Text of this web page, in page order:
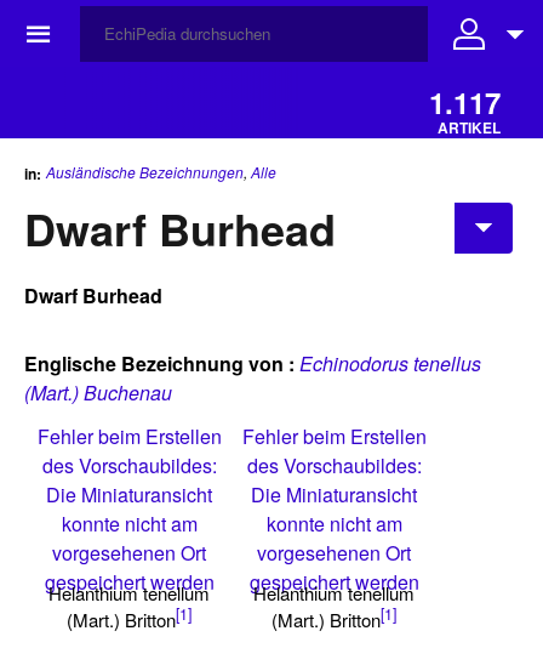
☰
1.117
ARTIKEL
in: Ausländische Bezeichnungen, Alle
Dwarf Burhead
Dwarf Burhead
Englische Bezeichnung von : Echinodorus tenellus
(Mart.) Buchenau
Fehler beim Erstellen
des Vorschaubildes:
Die Miniaturansicht
konnte nicht am
vorgesehenen Ort
gespeichert werden
Helanthium tenellum
(Mart.) Britton[1]
Fehler beim Erstellen
des Vorschaubildes:
Die Miniaturansicht
konnte nicht am
vorgesehenen Ort
gespeichert werden
Helanthium tenellum
(Mart.) Britton[1]